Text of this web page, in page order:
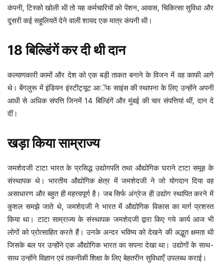
कंपनी, टिस्को खोली थी तो यह कर्मचारियों को पेंशन, आवास, चिकित्सा सुविधा और
दूसरी कई सहूलियतें देने वाली शायद एक मात्र कंपनी थी।
18 बिल्डिंगें कर दी थी दान
कल्याणकारी कामों और देश को एक बड़ी ताकत बनाने के विजन में वह काफी आगे
थे। बेंगलुरू में इंडियन इंस्टीट्यूट आॅफ साइंस की स्थापना के लिए उन्होंने अपनी
आधी से अधिक संपत्ति जिनमें 14 बिल्डिंगें और मुंबई की चार संपत्तियां थीं, दान दे
दीं।
खड़ा किया साम्राज्य
जमशेदजी टाटा भारत के प्रसिद्ध उद्योगपति तथा औद्योगिक घराने टाटा समूह के
संस्थापक थे। भारतीय औद्योगिक क्षेत्र में जमशेदजी ने जो योगदान दिया वह
असाधारण और बहुत ही महत्त्वपूर्ण है। जब सिर्फ अंग्रेज ही उद्योग स्थापित करने में
कुशल समझे जाते थे, जमशेदजी ने भारत में औद्योगिक विकास का मार्ग प्रशस्त
किया था। टाटा साम्राज्य के संस्थापक जमशेदजी द्वारा किए गये कार्य आज भी
लोगों को प्रोत्साहित करते हैं। उनके अन्दर भविष्य को देखने की अद्भुत क्षमता थी
जिसके बल पर उन्होंने एक औद्योगिक भारत का सपना देखा था। उद्योगों के साथ-
साथ उन्होंने विज्ञान एवं तकनीकी शिक्षा के लिए बेहतरीन सुविधाएँ उपलब्ध कराई।